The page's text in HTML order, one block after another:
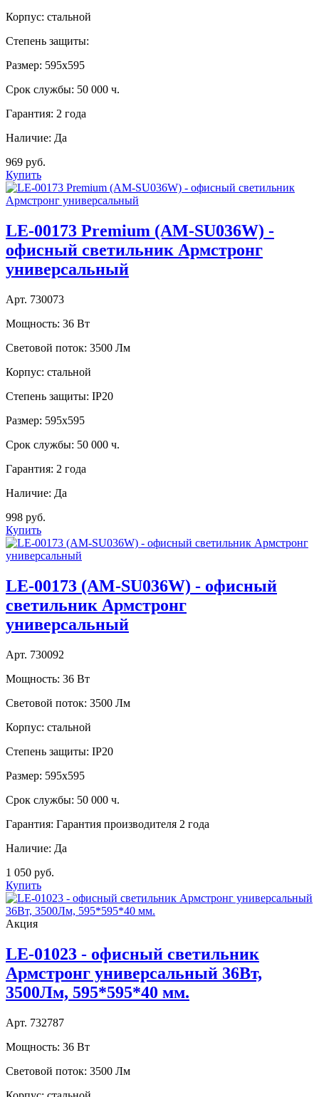
Корпус: стальной
Степень защиты:
Размер: 595х595
Срок службы: 50 000 ч.
Гарантия: 2 года
Наличие: Да
969 руб.
Купить
LE-00173 Premium (AM-SU036W) -
офисный светильник Армстронг
универсальный
Арт. 730073
Мощность: 36 Вт
Световой поток: 3500 Лм
Корпус: стальной
Степень защиты: IP20
Размер: 595х595
Срок службы: 50 000 ч.
Гарантия: 2 года
Наличие: Да
998 руб.
Купить
LE-00173 (AM-SU036W) - офисный
светильник Армстронг
универсальный
Арт. 730092
Мощность: 36 Вт
Световой поток: 3500 Лм
Корпус: стальной
Степень защиты: IP20
Размер: 595х595
Срок службы: 50 000 ч.
Гарантия: Гарантия производителя 2 года
Наличие: Да
1 050 руб.
Купить
Акция
LE-01023 - офисный светильник
Армстронг универсальный 36Вт,
3500Лм, 595*595*40 мм.
Арт. 732787
Мощность: 36 Вт
Световой поток: 3500 Лм